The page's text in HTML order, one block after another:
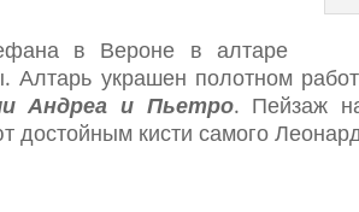
в Вероне в алтаре
Алтарь украшен полотном
Андреа и Пьетро. Пейзаж
достойным кисти самого